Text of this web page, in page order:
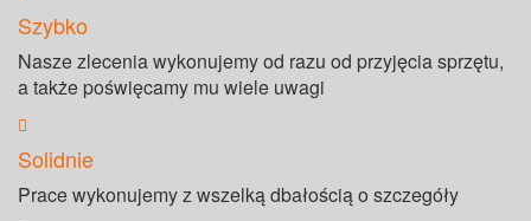
Szybko
Nasze zlecenia wykonujemy od razu od przyjęcia sprzętu,
a także poświęcamy mu wiele uwagi
Solidnie
Prace wykonujemy z wszelką dbałością o szczegóły